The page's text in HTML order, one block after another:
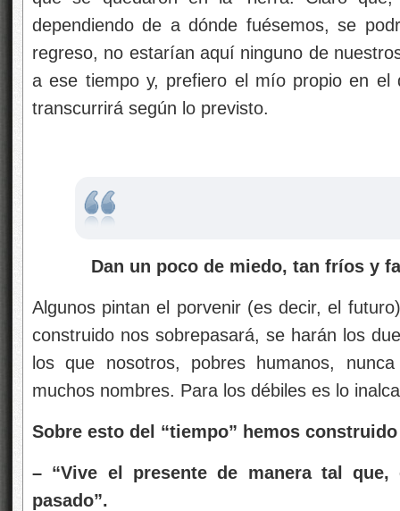
dependiendo de a dónde fuésemos, se
regreso, no estarían aquí ninguno de
a ese tiempo y, prefiero el mío propio en el
transcurrirá según lo previsto.
Dan un poco de miedo, tan fríos y
Algunos pintan el porvenir (es decir, el
construido nos sobrepasará, se harán los
los que nosotros, pobres humanos,
muchos nombres. Para los débiles es lo
Sobre esto del “tiempo” hemos
– “Vive el presente de manera tal
pasado”.